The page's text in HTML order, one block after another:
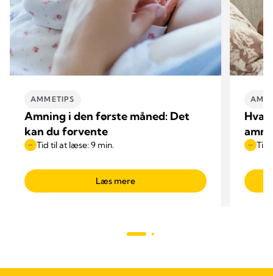
AMMETIPS
Amning i den første måned: Det
kan du forvente
Tid til at læse: 9 min.
Læs mere
Tid